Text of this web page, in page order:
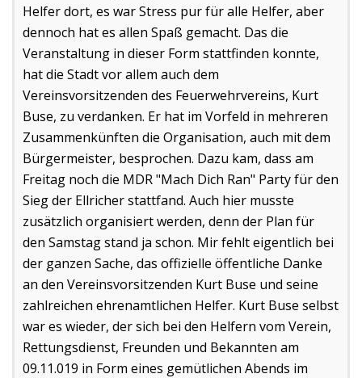
Helfer dort, es war Stress pur für alle Helfer, aber
dennoch hat es allen Spaß gemacht. Das die
Veranstaltung in dieser Form stattfinden konnte,
hat die Stadt vor allem auch dem
Vereinsvorsitzenden des Feuerwehrvereins, Kurt
Buse, zu verdanken. Er hat im Vorfeld in mehreren
Zusammenkünften die Organisation, auch mit dem
Bürgermeister, besprochen. Dazu kam, dass am
Freitag noch die MDR "Mach Dich Ran" Party für den
Sieg der Ellricher stattfand. Auch hier musste
zusätzlich organisiert werden, denn der Plan für
den Samstag stand ja schon. Mir fehlt eigentlich bei
der ganzen Sache, das offizielle öffentliche Danke
an den Vereinsvorsitzenden Kurt Buse und seine
zahlreichen ehrenamtlichen Helfer. Kurt Buse selbst
war es wieder, der sich bei den Helfern vom Verein,
Rettungsdienst, Freunden und Bekannten am
09.11.019 in Form eines gemütlichen Abends im